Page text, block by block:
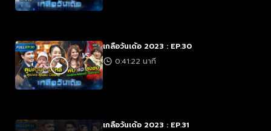
เกลือวันเด้อ 2023 : EP.30
0:41:22 นาที
เกลือวันเด้อ 2023 : EP.31